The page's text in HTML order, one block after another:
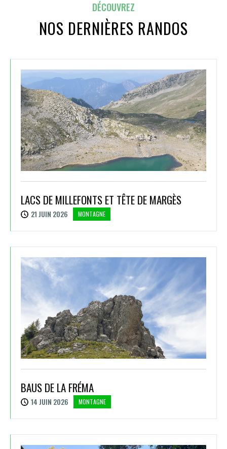
DÉCOUVREZ
NOS DERNIÈRES RANDOS
LACS DE MILLEFONTS ET TÊTE DE MARGÈS
21 JUIN 2026 MONTAGNE
BAUS DE LA FRÉMA
14 JUIN 2026 MONTAGNE